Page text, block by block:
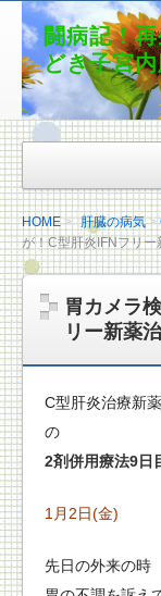
闘病記！
どき子宮
HOME 肝臓の病気
が！C型肝炎IFNフリー
胃カメラ
リー新薬
C型肝炎治療新
の
2剤併用療法9日
1月2日(金)
先日の外来の時